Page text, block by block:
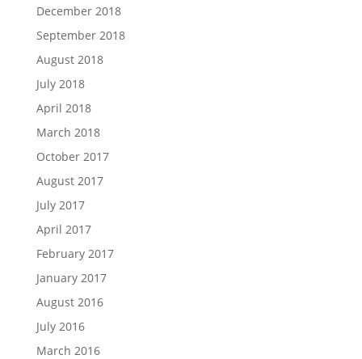
December 2018
September 2018
August 2018
July 2018
April 2018
March 2018
October 2017
August 2017
July 2017
April 2017
February 2017
January 2017
August 2016
July 2016
March 2016